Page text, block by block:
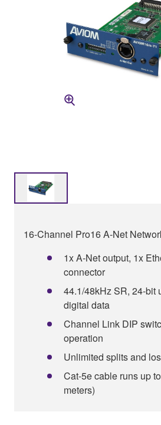
16-Channel Pro16 A-Net
1x A‑Net output, 1x
connector
44.1/48kHz SR, 24-bit
digital data
Channel Link DIP
operation
Unlimited splits and
Cat-5e cable runs up
meters)